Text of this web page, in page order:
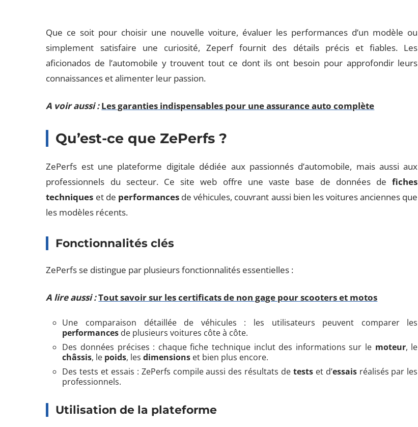
Que ce soit pour choisir une nouvelle voiture, évaluer les performances d’un modèle ou
simplement satisfaire une curiosité, Zeperf fournit des détails précis et fiables. Les
aficionados de l’automobile y trouvent tout ce dont ils ont besoin pour approfondir leurs
connaissances et alimenter leur passion.
A voir aussi : Les garanties indispensables pour une assurance auto complète
Qu’est-ce que ZePerfs ?
ZePerfs est une plateforme digitale dédiée aux passionnés d’automobile, mais aussi aux
professionnels du secteur. Ce site web offre une vaste base de données defiches
techniques et de performancesde véhicules, couvrant aussi bien les voitures anciennes que
les modèles récents.
Fonctionnalités clés
ZePerfs se distingue par plusieurs fonctionnalités essentielles :
A lire aussi :Tout savoir sur les certificats de non gage pour scooters et motos
Une comparaison détaillée de véhicules : les utilisateurs peuvent comparer les
performances de plusieurs voitures côte à côte.
Des données précises : chaque fiche technique inclut des informations sur le moteur, le
châssis, le poids, lesdimensions et bien plus encore.
Des tests et essais : ZePerfs compile aussi des résultats de testset d’essaisréalisés par les
professionnels.
Utilisation de la plateforme